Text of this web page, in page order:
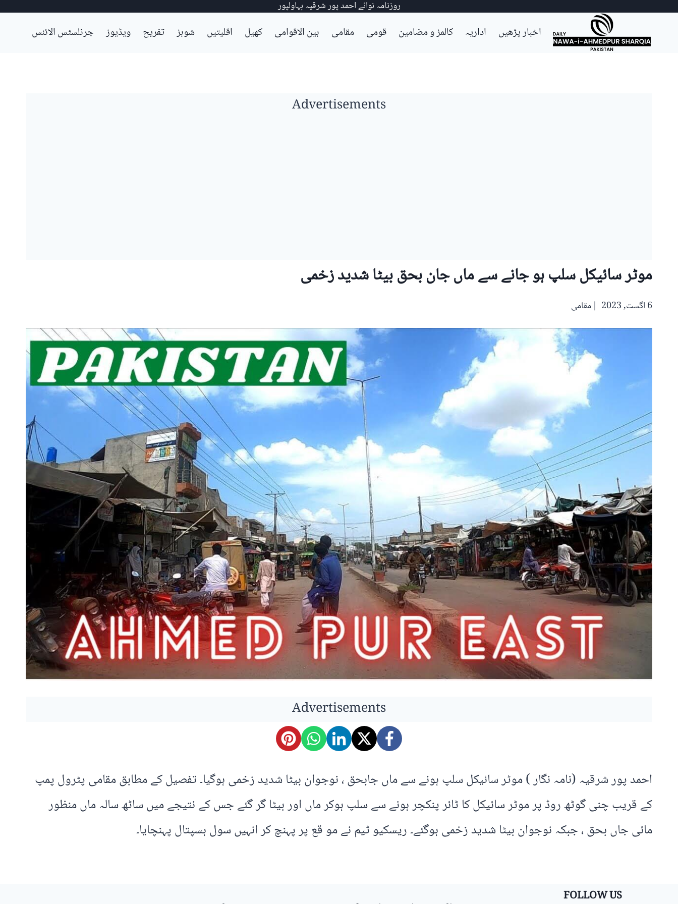
Skip
روزنامہ نوائے احمد پور شرقیہ بہاولپور
اخبار پڑھیں اداریہ کالمز و مضامین قومی مقامی بین الاقوامی کھیل اقلیتیں شوبز تفریح ویڈیوز جرنلسٹس الائنس
Advertisements
موٹر سائیکل سلپ ہو جانے سے ماں جان بحق بیٹا شدید زخمی
6 اگست, 2023 مقامی
Advertisements
احمد پور شرقیہ (نامہ نگار ) موٹر سائیکل سلپ ہونے سے ماں جابحق ، نوجوان بیٹا شدید زخمی ہوگیا۔ تفصیل کے مطابق مقامی پٹرول پمپ
کے قریب چنی گوٹھ روڈ پر موٹر سائیکل کا ٹائر پنکچر ہونے سے سلپ ہوکر ماں اور بیٹا گر گئے جس کے نتیجے میں ساٹھ سالہ ماں منظور
مائی جاں بحق ، جبکہ نوجوان بیٹا شدید زخمی ہوگئے۔ ریسکیو ٹیم نے مو قع پر پہنچ کر انہیں سول ہسپتال پہنچایا۔
FOLLOW US